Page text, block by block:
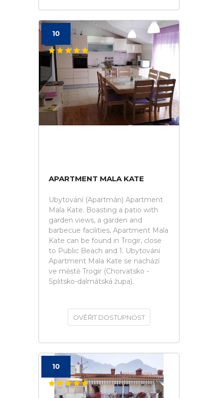
10
APARTMENT MALA KATE
Ubytování (Apartmán) Apartment
Mala Kate. Boasting a patio with
garden views, a garden and
barbecue facilities, Apartment Mala
Kate can be found in Trogir, close
to Public Beach and 1. Ubytování
Apartment Mala Kate se nachází
ve městě Trogir (Chorvatsko -
Splitsko-dalmátská župa).
OVĚŘIT DOSTUPNOST
10